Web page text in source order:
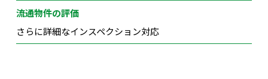
流通物件の評価
さらに詳細なインスペクション対応